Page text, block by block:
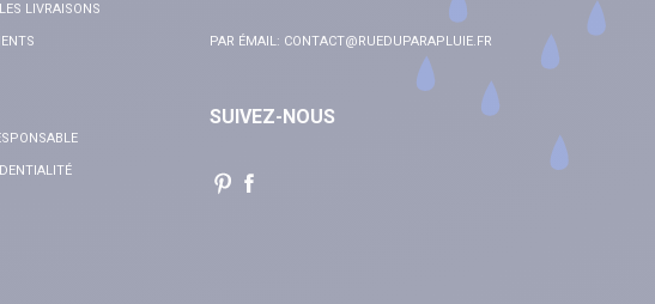
LIVRAISONS
PAR ÉMAIL: CONTACT@RUEDUPARAPLUIE.FR
SUIVEZ-NOUS